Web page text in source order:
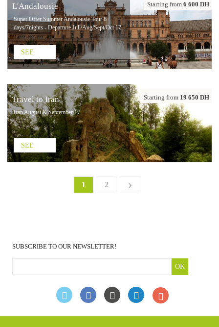
L'Andalousie
Super Offer Summer Andalousie Tour 8
days/7nights - Departure Jull/Aug/Sept/Oct 17
Starting from 6 600 DH
SEE
Travel to Iran
Iran August & September 17
Starting from 19 650 DH
SEE
1 2 ›
SUBSCRIBE TO OUR NEWSLETTER!
OK